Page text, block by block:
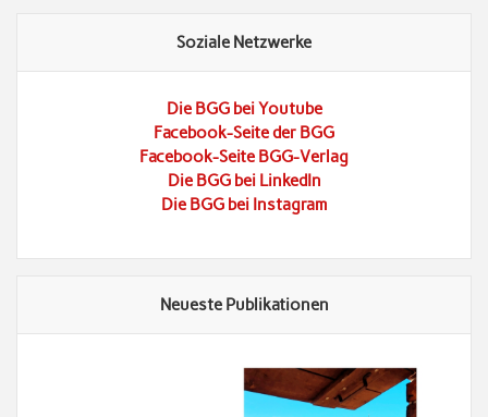
Soziale Netzwerke
Die BGG bei Youtube
Facebook-Seite der BGG
Facebook-Seite BGG-Verlag
Die BGG bei LinkedIn
Die BGG bei Instagram
Neueste Publikationen